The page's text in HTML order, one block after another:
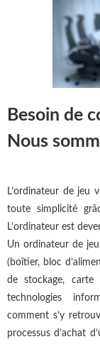
Besoin de
Nous
L’ordinateur de jeu
toute simplicité
L’ordinateur est
Un ordinateur de
(boîtier, bloc
de stockage, carte
technologies
comment s’y
processus d’achat